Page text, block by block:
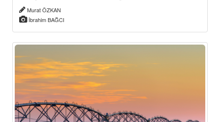
Murat ÖZKAN
İbrahim BAĞCI